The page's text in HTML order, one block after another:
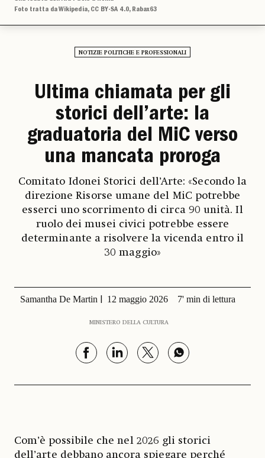
Foto tratta da Wikipedia, CC BY-SA 4.0, Rabax63
NOTIZIE POLITICHE E PROFESSIONALI
Ultima chiamata per gli
storici dell’arte: la
graduatoria del MiC verso
una mancata proroga
Comitato Idonei Storici dell’Arte: «Secondo la
direzione Risorse umane del MiC potrebbe
esserci uno scorrimento di circa 90 unità. Il
ruolo dei musei civici potrebbe essere
determinante a risolvere la vicenda entro il
30 maggio»
Samantha De Martin 12 maggio 2026 7' min di lettura
MINISTERO DELLA CULTURA
Com’è possibile che nel 2026 gli storici
dell’arte debbano ancora spiegare perché